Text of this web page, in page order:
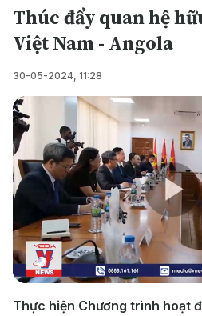
Thúc đẩy quan hệ
Việt Nam - Angola
30-05-2024, 11:28
Thực hiện Chương trình hoạt